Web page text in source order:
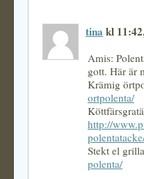
tina kl
Amis:
gott. Här är
Krämig
ortpolenta/
http://
Stekt el
polenta/